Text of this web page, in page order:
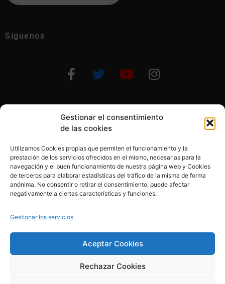
Gestionar el consentimiento
de las cookies
Utilizamos Cookies propias que permiten el funcionamiento y la
prestación de los servicios ofrecidos en el mismo, necesarias para la
navegación y el buen funcionamiento de nuestra página web y Cookies
de terceros para elaborar estadísticas del tráfico de la misma de forma
anónima. No consentir o retirar el consentimiento, puede afectar
negativamente a ciertas características y funciones.
Gestionar los servicios
Aceptar Cookies
Rechazar Cookies
Síguenos
Otras formas de ayudar
© 2020, Fundación Alba Pérez. All Rights Reserved
Política de privacidad